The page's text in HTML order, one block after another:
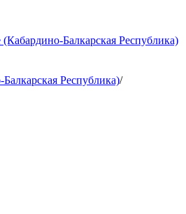
Балкарская Республика)
Республика)/